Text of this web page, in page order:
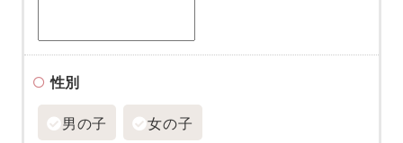
性別
男の子
女の子